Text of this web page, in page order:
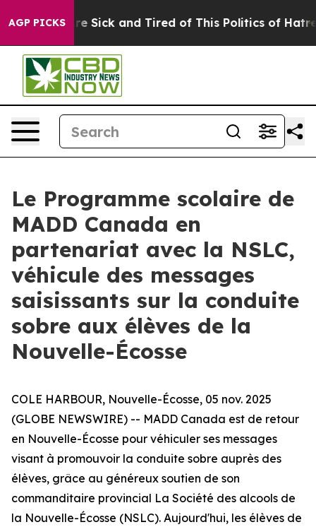
AGP PICKSAre Sick and Tired of This Politics of Hatred”
Le Programme scolaire de
MADD Canada en
partenariat avec la NSLC,
véhicule des messages
saisissants sur la conduite
sobre aux élèves de la
Nouvelle-Écosse
COLE HARBOUR, Nouvelle-Écosse, 05 nov. 2025
(GLOBE NEWSWIRE) -- MADD Canada est de retour
en Nouvelle-Écosse pour véhiculer ses messages
visant à promouvoir la conduite sobre auprès des
élèves, grâce au généreux soutien de son
commanditaire provincial La Société des alcools de
la Nouvelle-Écosse (NSLC). Aujourd'hui, les élèves de